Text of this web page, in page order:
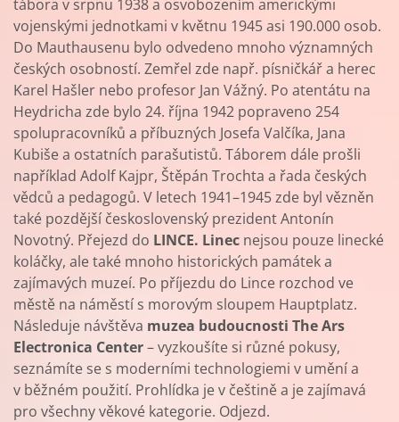
tábora v srpnu 1938 a osvobozením americkými
vojenskými jednotkami v květnu 1945 asi 190.000 osob.
Do Mauthausenu bylo odvedeno mnoho významných
českých osobností. Zemřel zde např. písničkář a herec
Karel Hašler nebo profesor Jan Vážný. Po atentátu na
Heydricha zde bylo 24. října 1942 popraveno 254
spolupracovníků a příbuzných Josefa Valčíka, Jana
Kubiše a ostatních parašutistů. Táborem dále prošli
například Adolf Kajpr, Štěpán Trochta a řada českých
vědců a pedagogů. V letech 1941–1945 zde byl vězněn
také pozdější československý prezident Antonín
Novotný. Přejezd do LINCE. Linec nejsou pouze linecké
koláčky, ale také mnoho historických památek a
zajímavých muzeí. Po příjezdu do Lince rozchod ve
městě na náměstí s morovým sloupem Hauptplatz.
Následuje návštěva muzea budoucnosti The Ars
Electronica Center– vyzkoušíte si různé pokusy,
seznámíte se s moderními technologiemi v umění a
v běžném použití. Prohlídka je v češtině a je zajímavá
pro všechny věkové kategorie. Odjezd.